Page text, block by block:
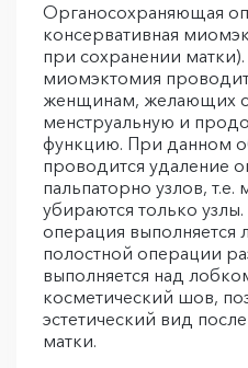
Органосохраняющая
консервативная
при сохранении
миомэктомия
женщинам, желающих
менструальную и
функцию. При данном
проводится удаление
пальпаторно узлов, т.е.
убираются только
операция выполняется
полостной операции
выполняется над
косметический шов,
эстетический вид
матки.